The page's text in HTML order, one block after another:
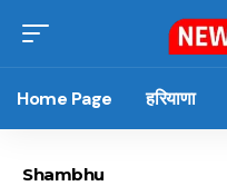
Home Page हरियाणा
Shambhu